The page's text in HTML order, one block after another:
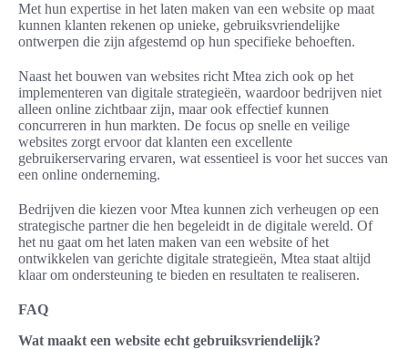
Met hun expertise in het laten maken van een website op maat
kunnen klanten rekenen op unieke, gebruiksvriendelijke
ontwerpen die zijn afgestemd op hun specifieke behoeften.
Naast het bouwen van websites richt Mtea zich ook op het
implementeren van digitale strategieën, waardoor bedrijven niet
alleen online zichtbaar zijn, maar ook effectief kunnen
concurreren in hun markten. De focus op snelle en veilige
websites zorgt ervoor dat klanten een excellente
gebruikerservaring ervaren, wat essentieel is voor het succes van
een online onderneming.
Bedrijven die kiezen voor Mtea kunnen zich verheugen op een
strategische partner die hen begeleidt in de digitale wereld. Of
het nu gaat om het laten maken van een website of het
ontwikkelen van gerichte digitale strategieën, Mtea staat altijd
klaar om ondersteuning te bieden en resultaten te realiseren.
FAQ
Wat maakt een website echt gebruiksvriendelijk?